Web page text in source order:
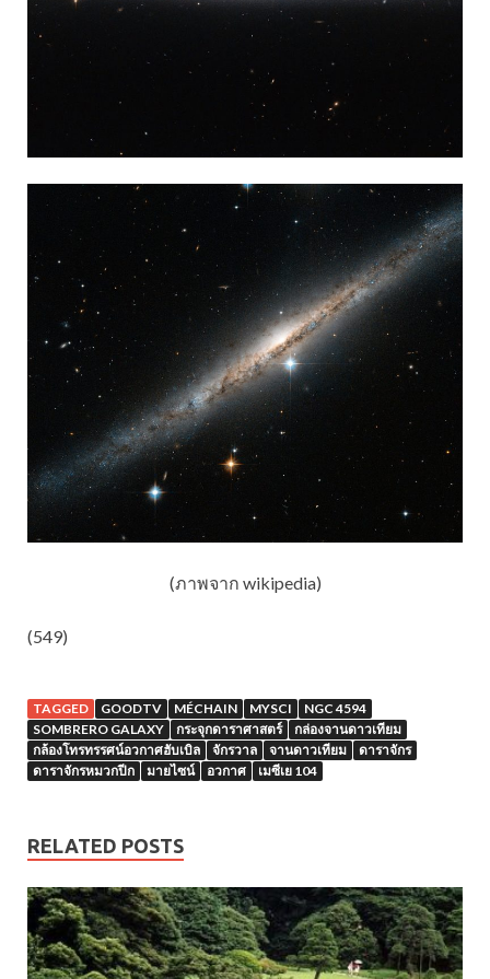
(ภาพจาก wikipedia)
(549)
TAGGED GOODTV MÉCHAIN MYSCI
NGC 4594
SOMBRERO GALAXY
กระจุกดาราศาสตร์
กล่องจานดาวเทียม
กล้องโทรทรรศน์อวกาศฮับเบิล
จักรวาล จานดาวเทียม
ดาราจักร
ดาราจักรหมวกปีก
มายไซน์ อวกาศ เมซีเย 104
RELATED POSTS